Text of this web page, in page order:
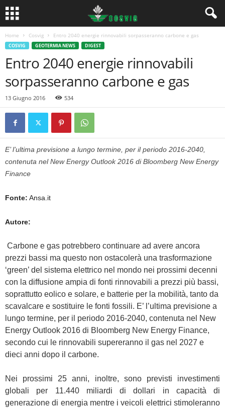
Home Cosvig Entro 2040 energie rinnovabili sorpasseranno carbone e gas
COSVIG GEOTERMIA NEWS DIGEST
Entro 2040 energie rinnovabili
sorpasseranno carbone e gas
13 Giugno 2016 534
E’ l’ultima previsione a lungo termine, per il periodo 2016-2040,
contenuta nel New Energy Outlook 2016 di Bloomberg New Energy
Finance
Fonte: Ansa.it
Autore:
Carbone e gas potrebbero continuare ad avere ancora
prezzi bassi ma questo non ostacolerà una trasformazione
‘green’ del sistema elettrico nel mondo nei prossimi decenni
con la diffusione ampia di fonti rinnovabili a prezzi più bassi,
soprattutto eolico e solare, e batterie per la mobilità, tanto da
scavalcare e sostituire le fonti fossili. E’ l’ultima previsione a
lungo termine, per il periodo 2016-2040, contenuta nel New
Energy Outlook 2016 di Bloomberg New Energy Finance,
secondo cui le rinnovabili supereranno il gas nel 2027 e
dieci anni dopo il carbone.
Nei prossimi 25 anni, inoltre, sono previsti investimenti
globali per 11.440 miliardi di dollari in capacità di
generazione di energia mentre i veicoli elettrici stimoleranno